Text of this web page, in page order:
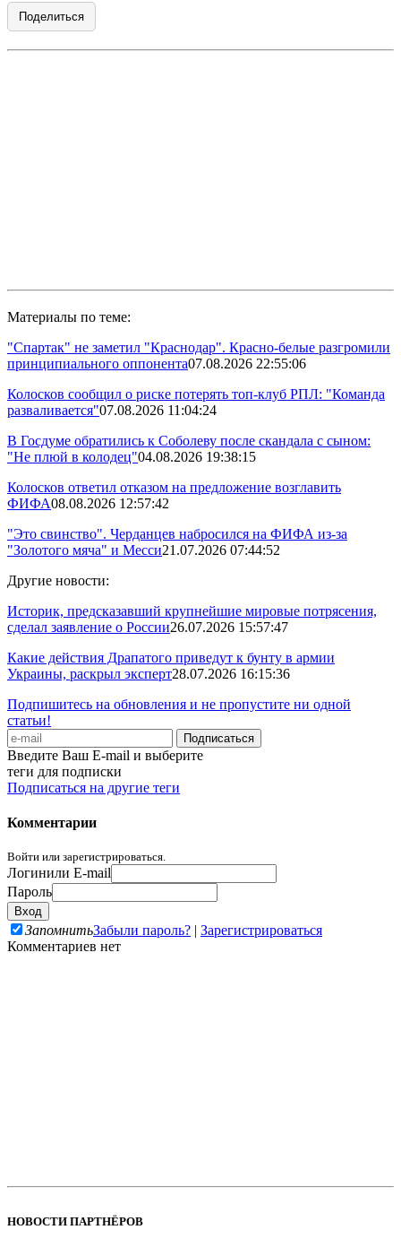
Поделиться
Материалы по теме:
"Спартак" не заметил "Краснодар". Красно-белые разгромили
принципиального оппонента07.08.2026 22:55:06
Колосков сообщил о риске потерять топ-клуб РПЛ: "Команда
разваливается"07.08.2026 11:04:24
В Госдуме обратились к Соболеву после скандала с сыном:
"Не плюй в колодец"04.08.2026 19:38:15
Колосков ответил отказом на предложение возглавить
ФИФА08.08.2026 12:57:42
"Это свинство". Черданцев набросился на ФИФА из-за
"Золотого мяча" и Месси21.07.2026 07:44:52
Другие новости:
Историк, предсказавший крупнейшие мировые потрясения,
сделал заявление о России26.07.2026 15:57:47
Какие действия Драпатого приведут к бунту в армии
Украины, раскрыл эксперт28.07.2026 16:15:36
Подпишитесь на обновления и не пропустите ни одной
статьи!
Введите Ваш E-mail и выберите
теги для подписки
Подписаться на другие теги
Комментарии
Войти или зарегистрироваться.
Логинили E-mail
Пароль
ЗапомнитьЗабыли пароль? | Зарегистрироваться
Комментариев нет
НОВОСТИ ПАРТНЁРОВ